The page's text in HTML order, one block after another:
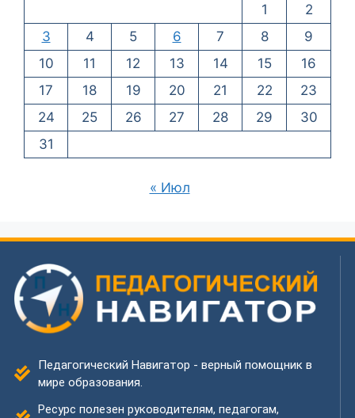
1
2
3
4 5 6 7 8
9
10
11 12 13 14 15
16
17
18 19 20 21 22
23
24
25 26 27 28 29
30
31
« Июл
Педагогический Навигатор - верный помощник в
мире образования.
Ресурс полезен руководителям, педагогам,